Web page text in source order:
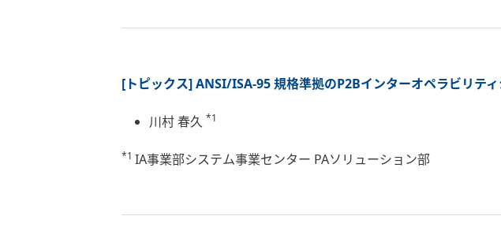
[トピックス] ANSI/ISA-95 規格準拠のP2Bインターオペラビリテ
川村 春久 *1
*1 IA事業部システム事業センター PAソリューション部